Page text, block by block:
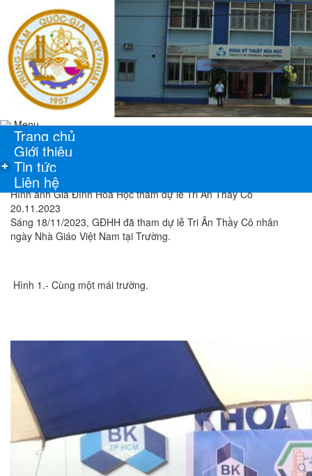
Menu
Trang chủ
Giới thiệu
+ Tin tức
Liên hệ
Hình ảnh Gia Đình Hóa Học tham dự lễ Tri Ân Thầy Cô
20.11.2023
Sáng 18/11/2023, GĐHH đã tham dự lễ Tri Ân Thầy Cô nhân
ngày Nhà Giáo Việt Nam tại Trường.
Hình 1.- Cùng một mái trường.